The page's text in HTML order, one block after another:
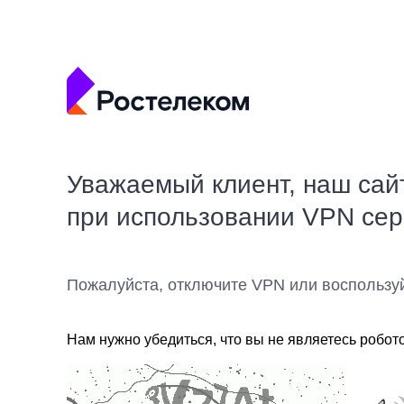
Уважаемый клиент, наш
при использовании VPN
Пожалуйста, отключите VPN или
Нам нужно убедиться, что вы не являетесь